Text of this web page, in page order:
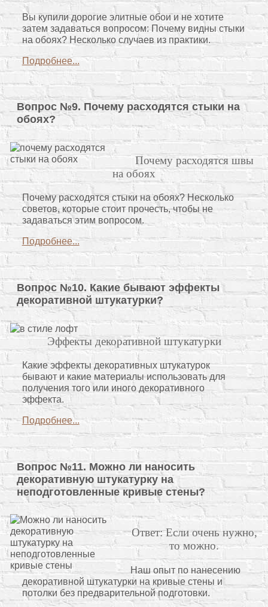
Вы купили дорогие элитные обои и не хотите
затем задаваться вопросом: Почему видны стыки
на обоях? Несколько случаев из практики.
Подробнее...
Вопрос №9. Почему расходятся стыки на
обоях?
Почему расходятся швы
на обоях
Почему расходятся стыки на обоях? Несколько
советов, которые стоит прочесть, чтобы не
задаваться этим вопросом.
Подробнее...
Вопрос №10. Какие бывают эффекты
декоративной штукатурки?
Эффекты декоративной штукатурки
Какие эффекты декоративных штукатурок
бывают и какие материалы использовать для
получения того или иного декоративного
эффекта.
Подробнее...
Вопрос №11. Можно ли наносить
декоративную штукатурку на
неподготовленные кривые стены?
Ответ: Если очень нужно,
то можно.
Наш опыт по нанесению
декоративной штукатурки на кривые стены и
потолки без предварительной подготовки.